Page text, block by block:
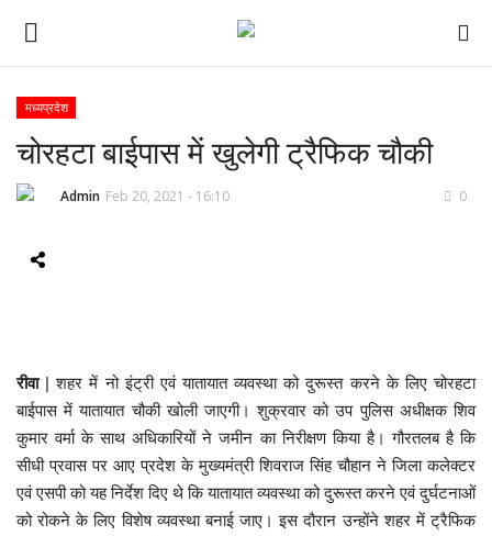
ई-पेपर
होम
Contact Us
About Us
देश
दुनिया
मध्यप्रदेश
चोरहटा बाईपास में खुलेगी ट्रैफिक चौकी
Admin Feb 20, 2021 - 16:10 0
रीवा | शहर में नो इंट्री एवं यातायात व्यवस्था को दुरूस्त करने के लिए चोरहटा
बाईपास में यातायात चौकी खोली जाएगी। शुक्रवार को उप पुलिस अधीक्षक शिव
कुमार वर्मा के साथ अधिकारियों ने जमीन का निरीक्षण किया है। गौरतलब है कि
सीधी प्रवास पर आए प्रदेश के मुख्यमंत्री शिवराज सिंह चौहान ने जिला कलेक्टर
एवं एसपी को यह निर्देश दिए थे कि यातायात व्यवस्था को दुरूस्त करने एवं दुर्घटनाओं
को रोकने के लिए विशेष व्यवस्था बनाई जाए। इस दौरान उन्होंने शहर में ट्रैफिक